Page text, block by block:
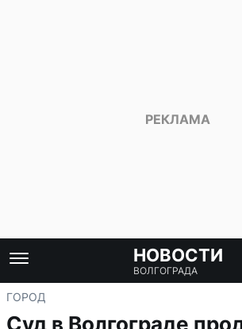
НОВОСТИ
ВОЛГОГРАДА
ГОРОД
Суд в Волгограде